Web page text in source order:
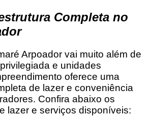
Completa no
Arpoador vai muito além de
e unidades
oferece uma
de lazer e conveniência
Confira abaixo os
lazer e serviços disponíveis: